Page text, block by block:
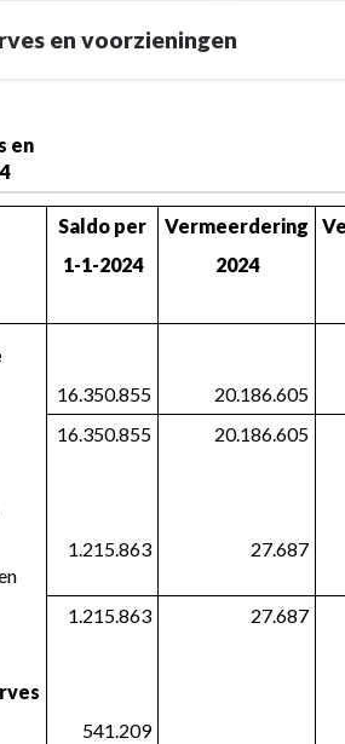
en voorzieningen
en
Saldo per Vermeerdering
1-1-2024
2024
16.350.855
20.186.605
16.350.855 20.186.605
1.215.863 27.687
1.215.863 27.687
541.209